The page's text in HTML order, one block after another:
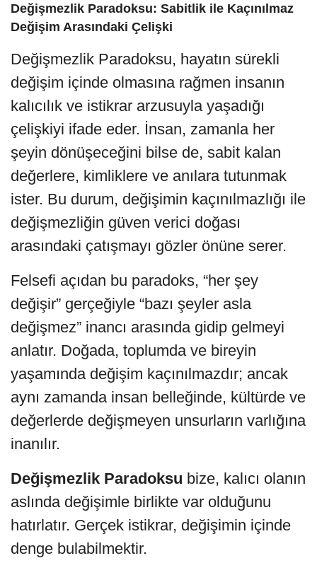
Değişmezlik Paradoksu: Sabitlik ile Kaçınılmaz
Değişim Arasındaki Çelişki
Değişmezlik Paradoksu, hayatın sürekli
değişim içinde olmasına rağmen insanın
kalıcılık ve istikrar arzusuyla yaşadığı
çelişkiyi ifade eder. İnsan, zamanla her
şeyin dönüşeceğini bilse de, sabit kalan
değerlere, kimliklere ve anılara tutunmak
ister. Bu durum, değişimin kaçınılmazlığı ile
değişmezliğin güven verici doğası
arasındaki çatışmayı gözler önüne serer.
Felsefi açıdan bu paradoks, “her şey
değişir” gerçeğiyle “bazı şeyler asla
değişmez” inancı arasında gidip gelmeyi
anlatır. Doğada, toplumda ve bireyin
yaşamında değişim kaçınılmazdır; ancak
aynı zamanda insan belleğinde, kültürde ve
değerlerde değişmeyen unsurların varlığına
inanılır.
Değişmezlik Paradoksu bize, kalıcı olanın
aslında değişimle birlikte var olduğunu
hatırlatır. Gerçek istikrar, değişimin içinde
denge bulabilmektir.